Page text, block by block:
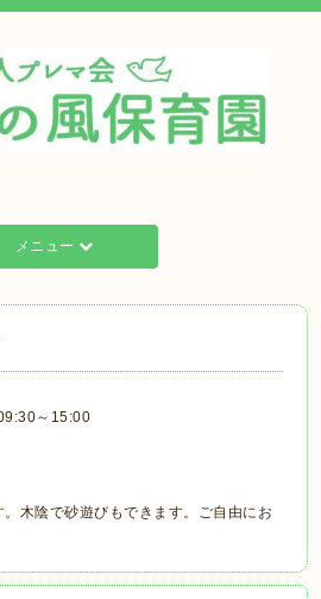
メニュー
～15:00
木陰で砂遊びもできます。ご自由にお